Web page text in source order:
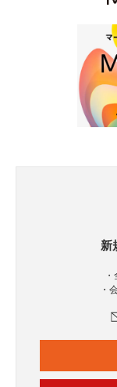
新
・